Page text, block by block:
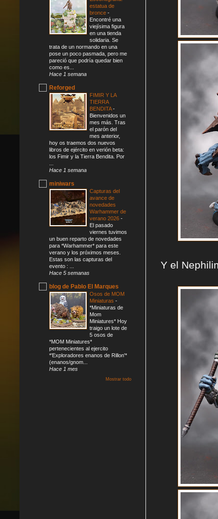
Y el
estatua de
bronce -
Encontré una
viejísima figura
en una tienda
solidaria. Se
trata de un normando en una
pose un poco pasmada, pero me
pareció que podría quedar bien
como es...
Hace 1 semana
Reforged
FIMIR Y LA
TIERRA
BENDITA-
Bienvenidos un
mes más. Tras
el parón del
mes anterior,
hoy os traemos dos nuevos
libros de ejército en verión beta:
los Fimir y la Tierra Bendita. Por
Hace 1 semana
miniwars
Capturas del
avance de
novedades
Warhammer de
verano 2026 -
El pasado
viernes tuvimos
un buen reparto de novedades
para *Warhammer* para este
verano y los próximos meses.
Estas son las capturas del
evento : ...
Hace 5 semanas
blog de Pablo El Marques
Osos de MOM
Miniaturas -
*Miniaturas de
Mom
Miniatures* Hoy
traigo un lote de
5 osos de
*MOM Miniatures*
pertenecientes al ejercito
*'Exploradores enanos de Rillon'*
(enanos/gnom...
Hace 1 mes
Mostrar todo